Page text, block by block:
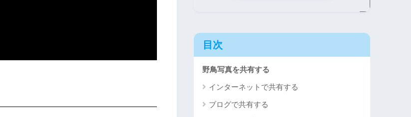
目次
野鳥写真を共有する
インターネットで共有する
ブログで共有する